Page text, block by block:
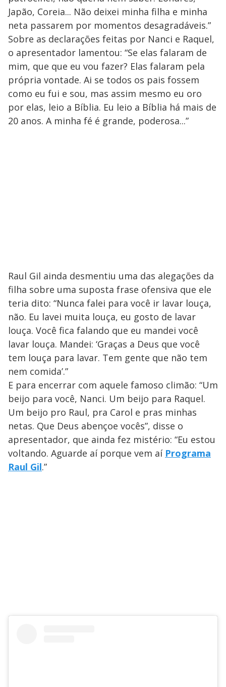
Japão, Coreia... Não deixei minha filha e minha
neta passarem por momentos desagradáveis.”
Sobre as declarações feitas por Nanci e Raquel,
o apresentador lamentou: “Se elas falaram de
mim, que que eu vou fazer? Elas falaram pela
própria vontade. Ai se todos os pais fossem
como eu fui e sou, mas assim mesmo eu oro
por elas, leio a Bíblia. Eu leio a Bíblia há mais de
20 anos. A minha fé é grande, poderosa...”
Raul Gil ainda desmentiu uma das alegações da
filha sobre uma suposta frase ofensiva que ele
teria dito: “Nunca falei para você ir lavar louça,
não. Eu lavei muita louça, eu gosto de lavar
louça. Você fica falando que eu mandei você
lavar louça. Mandei: ‘Graças a Deus que você
tem louça para lavar. Tem gente que não tem
nem comida’.”
E para encerrar com aquele famoso climão: “Um
beijo para você, Nanci. Um beijo para Raquel.
Um beijo pro Raul, pra Carol e pras minhas
netas. Que Deus abençoe vocês”, disse o
apresentador, que ainda fez mistério: “Eu estou
voltando. Aguarde aí porque vem aí Programa
Raul Gil.”